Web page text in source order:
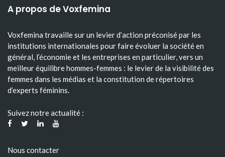
A propos de Voxfemina
Voxfemina travaille sur un levier d’action préconisé par les
institutions internationales pour faire évoluer la société en
général, l’économie et les entreprises en particulier, vers un
meilleur équilibre hommes-femmes : le levier de la visibilité des
femmes dans les médias et la constitution de répertoires
d’experts féminins.
Suivez notre actualité :
Nous contacter